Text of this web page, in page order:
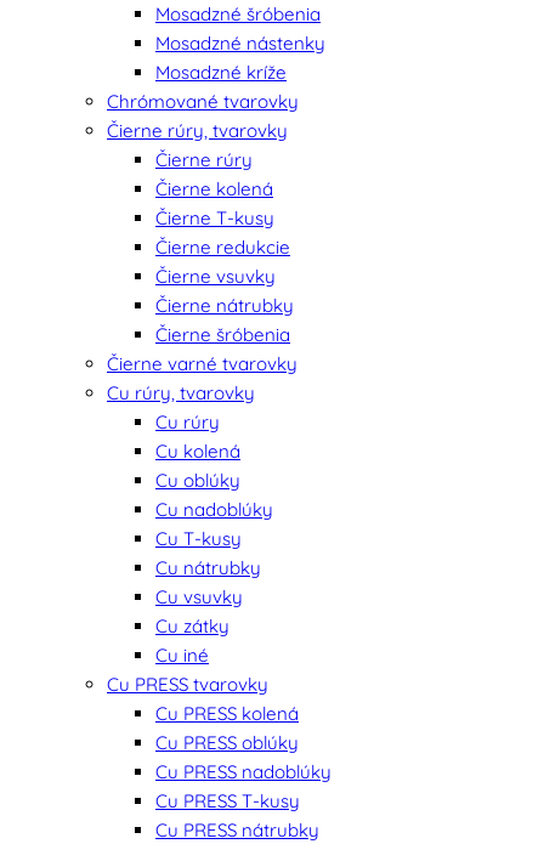
Mosadzné šróbenia
Mosadzné nástenky
Mosadzné kríže
Chrómované tvarovky
Čierne rúry, tvarovky
Čierne rúry
Čierne kolená
Čierne T-kusy
Čierne redukcie
Čierne vsuvky
Čierne nátrubky
Čierne šróbenia
Čierne varné tvarovky
Cu rúry, tvarovky
Cu rúry
Cu kolená
Cu oblúky
Cu nadoblúky
Cu T-kusy
Cu nátrubky
Cu vsuvky
Cu zátky
Cu iné
Cu PRESS tvarovky
Cu PRESS kolená
Cu PRESS oblúky
Cu PRESS nadoblúky
Cu PRESS T-kusy
Cu PRESS nátrubky